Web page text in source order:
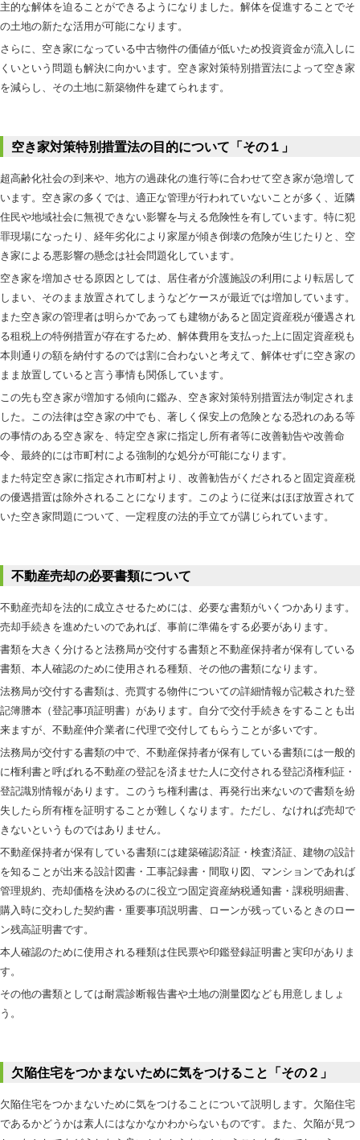
主的な解体を迫ることができるようになりました。解体を促進することでそ
の土地の新たな活用が可能になります。
さらに、空き家になっている中古物件の価値が低いため投資資金が流入しに
くいという問題も解決に向かいます。空き家対策特別措置法によって空き家
を減らし、その土地に新築物件を建てられます。
空き家対策特別措置法の目的について「その１」
超高齢化社会の到来や、地方の過疎化の進行等に合わせて空き家が急増して
います。空き家の多くでは、適正な管理が行われていないことが多く、近隣
住民や地域社会に無視できない影響を与える危険性を有しています。特に犯
罪現場になったり、経年劣化により家屋が傾き倒壊の危険が生じたりと、空
き家による悪影響の懸念は社会問題化しています。
空き家を増加させる原因としては、居住者が介護施設の利用により転居して
しまい、そのまま放置されてしまうなどケースが最近では増加しています。
また空き家の管理者は明らかであっても建物があると固定資産税が優遇され
る租税上の特例措置が存在するため、解体費用を支払った上に固定資産税も
本則通りの額を納付するのでは割に合わないと考えて、解体せずに空き家の
まま放置していると言う事情も関係しています。
この先も空き家が増加する傾向に鑑み、空き家対策特別措置法が制定されま
した。この法律は空き家の中でも、著しく保安上の危険となる恐れのある等
の事情のある空き家を、特定空き家に指定し所有者等に改善勧告や改善命
令、最終的には市町村による強制的な処分が可能になります。
また特定空き家に指定され市町村より、改善勧告がくだされると固定資産税
の優遇措置は除外されることになります。このように従来はほぼ放置されて
いた空き家問題について、一定程度の法的手立てが講じられています。
不動産売却の必要書類について
不動産売却を法的に成立させるためには、必要な書類がいくつかあります。
売却手続きを進めたいのであれば、事前に準備をする必要があります。
書類を大きく分けると法務局が交付する書類と不動産保持者が保有している
書類、本人確認のために使用される種類、その他の書類になります。
法務局が交付する書類は、売買する物件についての詳細情報が記載された登
記簿謄本（登記事項証明書）があります。自分で交付手続きをすることも出
来ますが、不動産仲介業者に代理で交付してもらうことが多いです。
法務局が交付する書類の中で、不動産保持者が保有している書類には一般的
に権利書と呼ばれる不動産の登記を済ませた人に交付される登記済権利証・
登記識別情報があります。このうち権利書は、再発行出来ないので書類を紛
失したら所有権を証明することが難しくなります。ただし、なければ売却で
きないというものではありません。
不動産保持者が保有している書類には建築確認済証・検査済証、建物の設計
を知ることが出来る設計図書・工事記録書・間取り図、マンションであれば
管理規約、売却価格を決めるのに役立つ固定資産納税通知書・課税明細書、
購入時に交わした契約書・重要事項説明書、ローンが残っているときのロー
ン残高証明書です。
本人確認のために使用される種類は住民票や印鑑登録証明書と実印がありま
す。
その他の書類としては耐震診断報告書や土地の測量図なども用意しましょ
う。
欠陥住宅をつかまないために気をつけること「その２」
欠陥住宅をつかまないために気をつけることについて説明します。欠陥住宅
であるかどうかは素人にはなかなかわからないものです。また、欠陥が見つ